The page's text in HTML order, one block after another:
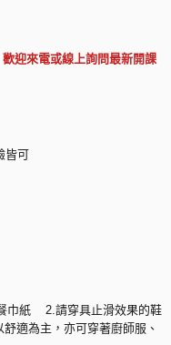
歡迎來電或線上詢問最新開課
皆可
巾紙 2.請穿具止滑效果的鞋
適為主，亦可穿著廚師服、